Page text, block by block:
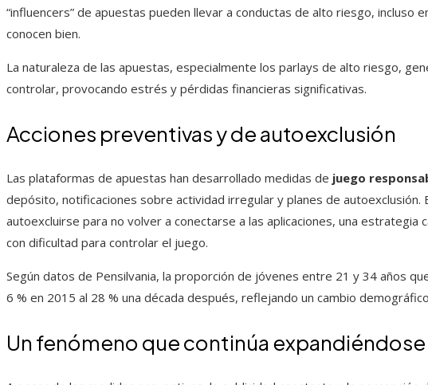
“influencers” de apuestas pueden llevar a conductas de alto riesgo, incluso
conocen bien.
La naturaleza de las apuestas, especialmente los parlays de alto riesgo,
controlar, provocando estrés y pérdidas financieras significativas.
Acciones preventivas y de autoexclusión
Las plataformas de apuestas han desarrollado medidas de juego
depósito, notificaciones sobre actividad irregular y planes de
autoexcluirse para no volver a conectarse a las aplicaciones, una estrategia
con dificultad para controlar el juego.
Según datos de Pensilvania, la proporción de jóvenes entre 21 y 34 años
6 % en 2015 al 28 % una década después, reflejando un cambio
Un fenómeno que continúa expandiéndose